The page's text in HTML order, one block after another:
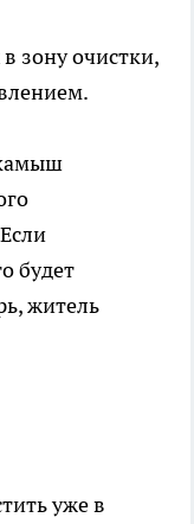
зону очистки,
будет
житель
уже в